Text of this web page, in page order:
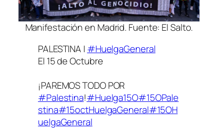
Manifestación en Madrid. Fuente: El Salto.
PALESTINA | #HuelgaGeneral
El 15 de Octubre
¡PAREMOS TODO POR
#Palestina!#Huelga15O#15OPale
stina#15octHuelgaGeneral#15OH
uelgaGeneral